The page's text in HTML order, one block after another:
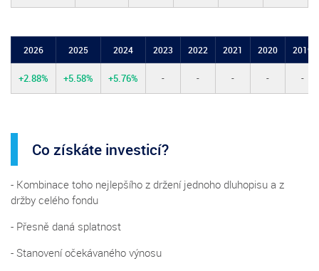
2026 2025 2024 2023 2022 2021 2020 2019
+2.88% +5.58% +5.76% - - - - -
Co získáte investicí?
- Kombinace toho nejlepšího z držení jednoho dluhopisu a z
držby celého fondu
- Přesně daná splatnost
- Stanovení očekávaného výnosu